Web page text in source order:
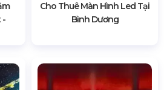
-
Cho Thuê Màn Hình Led Tại
Bình Dương